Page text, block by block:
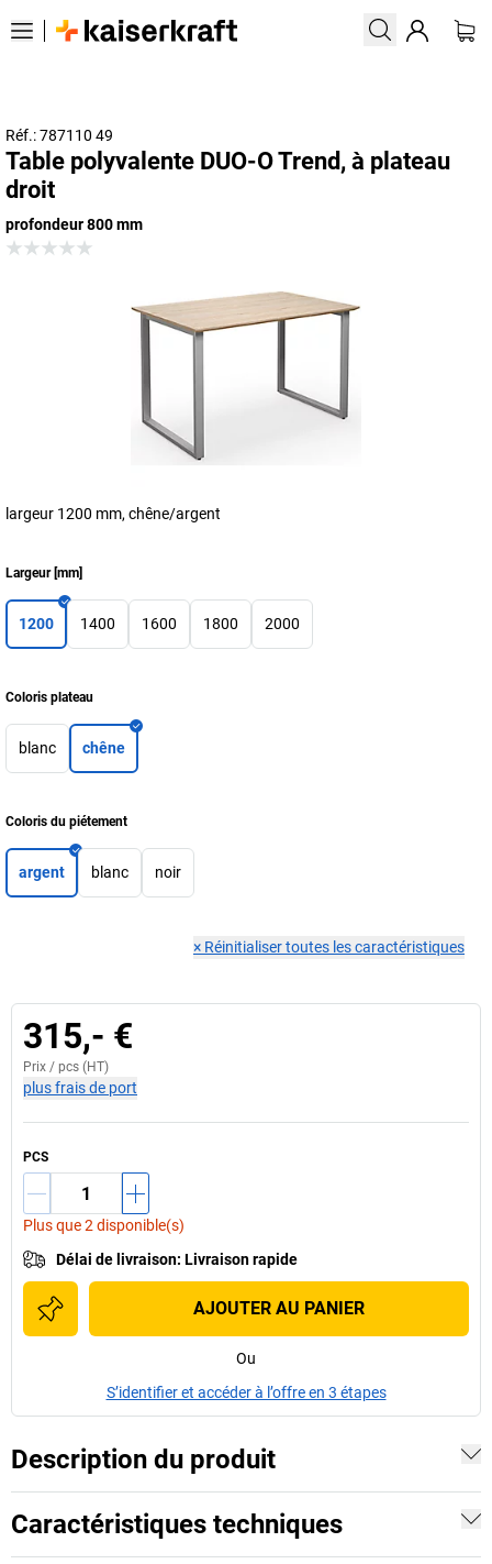
Réf.: 787110 49
Table polyvalente DUO-O Trend, à plateau
droit
profondeur 800 mm
largeur 1200 mm, chêne/argent
Largeur[mm]
1200 1400 1600 1800 2000
Coloris plateau
blanc chêne
Coloris du piétement
argent blanc noir
× Réinitialiser toutes les caractéristiques
315,- €
Prix / pcs (HT)
plus frais de port
PCS
Plus que 2 disponible(s)
Délai de livraison: Livraison rapide
AJOUTER AU PANIER
Ou
S’identifier et accéder à l’offre en 3 étapes
Description du produit
Caractéristiques techniques